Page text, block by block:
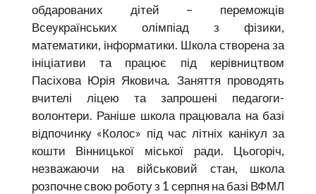
обдарованих дітей – переможців
Всеукраїнських олімпіад з фізики,
математики, інформатики. Школа створена за
ініціативи та працює під керівництвом
Пасіхова Юрія Яковича. Заняття проводять
вчителі ліцею та запрошені педагоги-
волонтери. Раніше школа працювала на базі
відпочинку «Колос» під час літніх канікул за
кошти Вінницької міської ради. Цьогоріч,
незважаючи на військовий стан, школа
розпочне свою роботу з 1 серпня на базі ВФМЛ